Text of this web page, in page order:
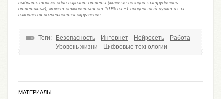
выбрать только один вариант ответа (включая позиции «затрудняюсь
ответить»), может отклоняться от 100% на ±1 процентный пункт из-за
накопления погрешностей округления.
Теги: Безопасность Интернет Нейросеть
Работа
Уровень жизни
Цифровые технологии
МАТЕРИАЛЫ